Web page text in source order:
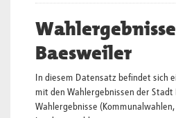
Baesweiler
In diesem Datensatz befindet sich
mit den Wahlergebnissen der Stadt
Wahlergebnisse